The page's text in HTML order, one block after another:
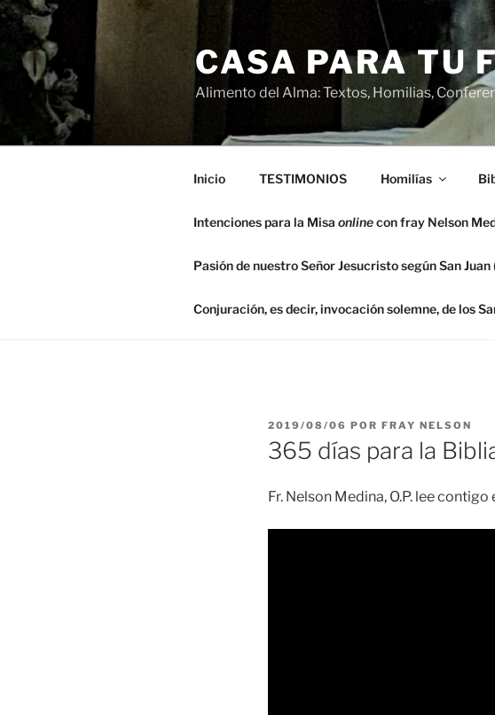
Saltar
contenido
CASA PARA TU
Alimento del Alma: Textos, Homilias,
Inicio TESTIMONIOS Homilías
Intenciones para la Misa onlinecon fray Nelson
Pasión de nuestro Señor Jesucristo según San Juan
Conjuración, es decir, invocación solemne, de los
PUBLICADO
EL
2019/08/06 POR FRAY NELSON
365 días para la
Fr. Nelson Medina, O.P. lee